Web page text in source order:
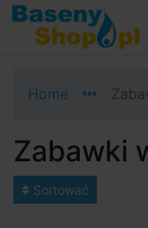
Przejdź do
Przejdź do treści
Przejdź do
Home
Zabawki
Sortować